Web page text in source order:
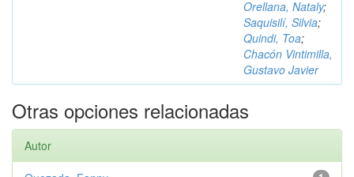
Orellana, Nataly;
Saquisilí, Silvia;
Quindi, Toa;
Chacón Vintimilla,
Gustavo Javier
Otras opciones relacionadas
Autor